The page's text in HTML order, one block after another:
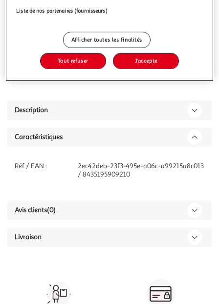
35,46€
Ajouter au panier
Ajouter à une liste
Description
Caractéristiques
Réf / EAN :
2ec42deb-23f3-495e-a06c-a99215a8c013
/ 8435195909210
Avis clients(0)
Livraison
Liste de nos partenaires (fournisseurs)
Afficher toutes les finalités
Tout refuser J'accepte